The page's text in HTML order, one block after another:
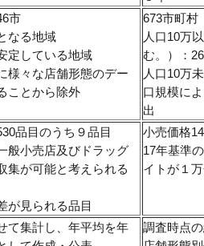
市
なる地域
定している地域
様々な店舗形態のデー
ことから除外
673市町村
人口10万
む。）：
人口10万
口規模に
出
品目のうち９品目
般小売店及びドラッグ
集が可能と考えられる
が見られる品目
小売価格
17年基準
イトが１
て集計し、年平均を年
調査時点